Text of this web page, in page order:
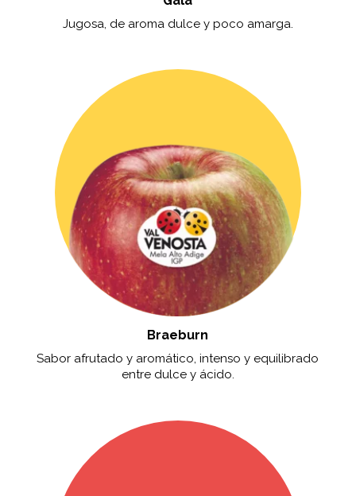
Jugosa, de aroma dulce y poco amarga.
Braeburn
Sabor afrutado y aromático, intenso y equilibrado
entre dulce y ácido.